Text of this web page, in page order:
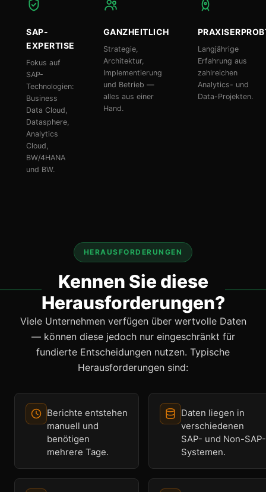
SAP-
EXPERTISE
Fokus auf
SAP-
Technologien:
Business
Data Cloud,
Datasphere,
Analytics
Cloud,
BW/4HANA
und BW.
GANZHEITLICH
Strategie,
Architektur,
Implementierung
und Betrieb —
alles aus einer
Hand.
Langjährige
Erfahrung aus
zahlreichen
Analytics- und
Data-Projekten.
HERAUSFORDERUNGEN
Kennen Sie diese
Herausforderungen?
Viele Unternehmen verfügen über wertvolle Daten
— können diese jedoch nur eingeschränkt für
fundierte Entscheidungen nutzen. Typische
Herausforderungen sind:
Berichte entstehen
manuell und
benötigen
mehrere Tage.
Daten liegen in
verschiedenen
SAP- und Non-SAP-
Systemen.